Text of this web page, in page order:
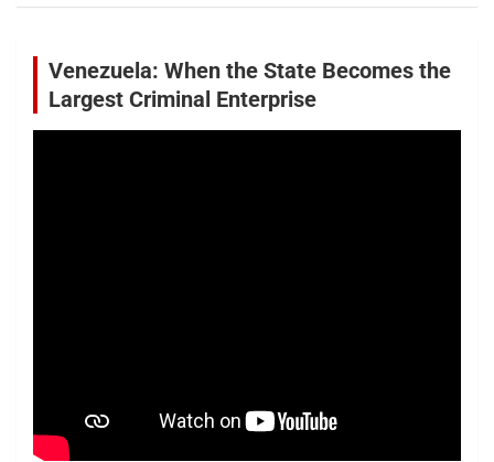
Venezuela: When the State Becomes the
Largest Criminal Enterprise